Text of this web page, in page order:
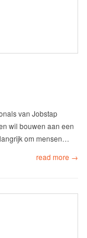
van Jobstap
wil bouwen aan een
om mensen…
read more →